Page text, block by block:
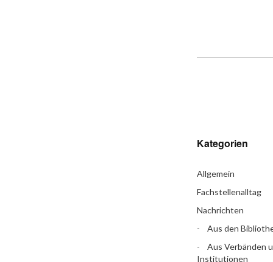
Kategorien
Allgemein
Fachstellenalltag
Nachrichten
Aus den
Aus Verbänden
Institutionen